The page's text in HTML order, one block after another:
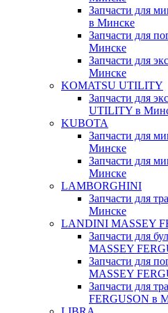
Запчасти для
в Минске
Запчасти для
Минске
Запчасти для
Минске
KOMATSU UTILITY
Запчасти для
UTILITY в
KUBOTA
Запчасти для
Минске
Запчасти для
Минске
LAMBORGHINI
Запчасти для
Минске
LANDINI MASSEY
Запчасти для
MASSEY
Запчасти для
MASSEY
Запчасти для
FERGUSON в